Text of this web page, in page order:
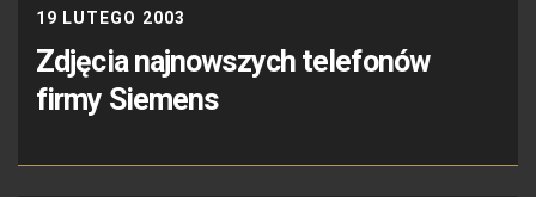
19 LUTEGO 2003
Zdjęcia najnowszych telefonów
firmy Siemens